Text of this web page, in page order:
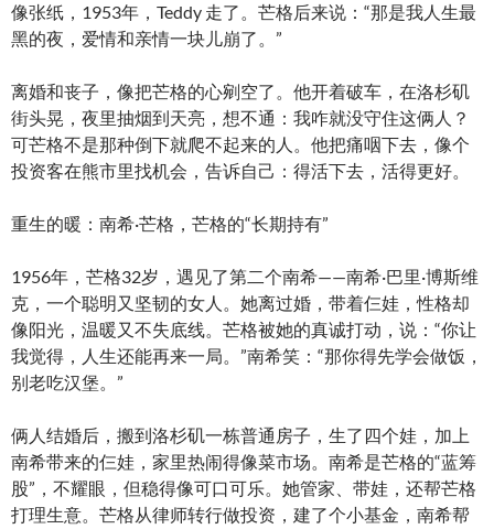
像张纸，1953年，Teddy 走了。芒格后来说：“那是我人生最
黑的夜，爱情和亲情一块儿崩了。”
离婚和丧子，像把芒格的心剜空了。他开着破车，在洛杉矶
街头晃，夜里抽烟到天亮，想不通：我咋就没守住这俩人？
可芒格不是那种倒下就爬不起来的人。他把痛咽下去，像个
投资客在熊市里找机会，告诉自己：得活下去，活得更好。
重生的暖：南希·芒格，芒格的“长期持有”
1956年，芒格32岁，遇见了第二个南希——南希·巴里·博斯维
克，一个聪明又坚韧的女人。她离过婚，带着仨娃，性格却
像阳光，温暖又不失底线。芒格被她的真诚打动，说：“你让
我觉得，人生还能再来一局。”南希笑：“那你得先学会做饭，
别老吃汉堡。”
俩人结婚后，搬到洛杉矶一栋普通房子，生了四个娃，加上
南希带来的仨娃，家里热闹得像菜市场。南希是芒格的“蓝筹
股”，不耀眼，但稳得像可口可乐。她管家、带娃，还帮芒格
打理生意。芒格从律师转行做投资，建了个小基金，南希帮